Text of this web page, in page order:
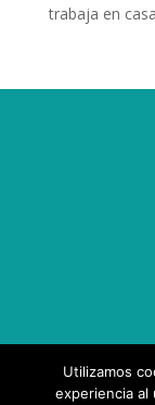
trabaja en
Utilizamos
experiencia al